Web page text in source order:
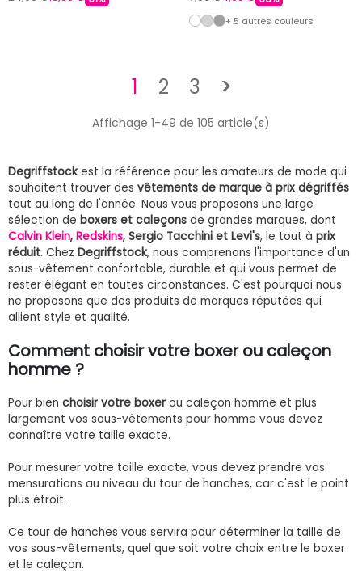
+ 5 autres couleurs
1 2 3 >Suivant
Affichage 1-49 de 105 article(s)
Degriffstockest la référence pour les amateurs de mode qui
souhaitent trouver des vêtements de marque à prix dégriffés
tout au long de l'année. Nous vous proposons une large
sélection de boxers et caleçons de grandes marques, dont
Calvin Klein, Redskins, Sergio Tacchini et Levi's, le tout à prix
réduit. Chez Degriffstock, nous comprenons l'importance d'un
sous-vêtement confortable, durable et qui vous permet de
rester élégant en toutes circonstances. C'est pourquoi nous
ne proposons que des produits de marques réputées qui
allient style et qualité.
Comment choisir votre boxer ou caleçon
homme ?
Pour bien choisir votre boxer ou caleçon homme et plus
largement vos sous-vêtements pour homme vous devez
connaître votre taille exacte.
Pour mesurer votre taille exacte, vous devez prendre vos
mensurations au niveau du tour de hanches, car c'est le point
plus étroit.
Ce tour de hanches vous servira pour déterminer la taille de
vos sous-vêtements, quel que soit votre choix entre le boxer
et le caleçon.